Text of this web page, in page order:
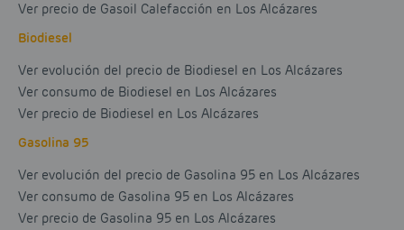
Ver precio de Gasoil Calefacción en Los Alcázares
Biodiesel
Ver evolución del precio de Biodiesel en Los Alcázares
Ver consumo de Biodiesel en Los Alcázares
Ver precio de Biodiesel en Los Alcázares
Gasolina 95
Ver evolución del precio de Gasolina 95 en Los Alcázares
Ver consumo de Gasolina 95 en Los Alcázares
Ver precio de Gasolina 95 en Los Alcázares